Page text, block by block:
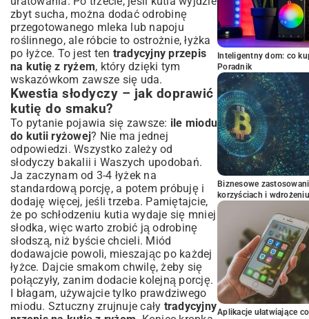
zbyt sucha, można dodać odrobinę
przegotowanego mleka lub napoju
roślinnego, ale róbcie to ostrożnie, łyżka
po łyżce. To jest ten tradycyjny przepis
na kutię z ryżem, który dzięki tym
wskazówkom zawsze się uda.
Kwestia słodyczy – jak doprawić
kutię do smaku?
To pytanie pojawia się zawsze: ile miodu
do kutii ryżowej? Nie ma jednej
odpowiedzi. Wszystko zależy od
słodyczy bakalii i Waszych upodobań.
Ja zaczynam od 3-4 łyżek na
standardową porcję, a potem próbuję i
dodaję więcej, jeśli trzeba. Pamiętajcie,
że po schłodzeniu kutia wydaje się mniej
słodka, więc warto zrobić ją odrobinę
słodszą, niż byście chcieli. Miód
dodawajcie powoli, mieszając po każdej
łyżce. Dajcie smakom chwilę, żeby się
połączyły, zanim dodacie kolejną porcję.
I błagam, używajcie tylko prawdziwego
miodu. Sztuczny zrujnuje cały tradycyjny
Inteligentny dom: co
Poradnik
Biznesowe
korzyściach i wdrożeniu
Aplikacje ułatwiające